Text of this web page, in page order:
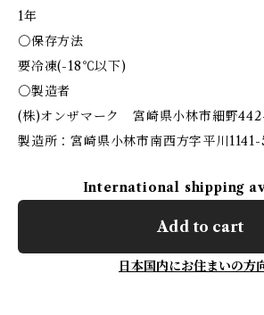
1年
〇保存方法
要冷凍(-18℃以下)
〇製造者
(株)オンザマーク 宮崎県小林市細野
製造所：宮崎県小林市南西方字平川1141-
International shipping
Add to cart
日本国内にお住まいの方